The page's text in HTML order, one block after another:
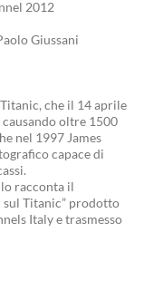
2012
Giussani
che il 14 aprile
oltre 1500
nel 1997 James
capace di
lo racconta il
sul Titanic” prodotto
Italy e trasmesso